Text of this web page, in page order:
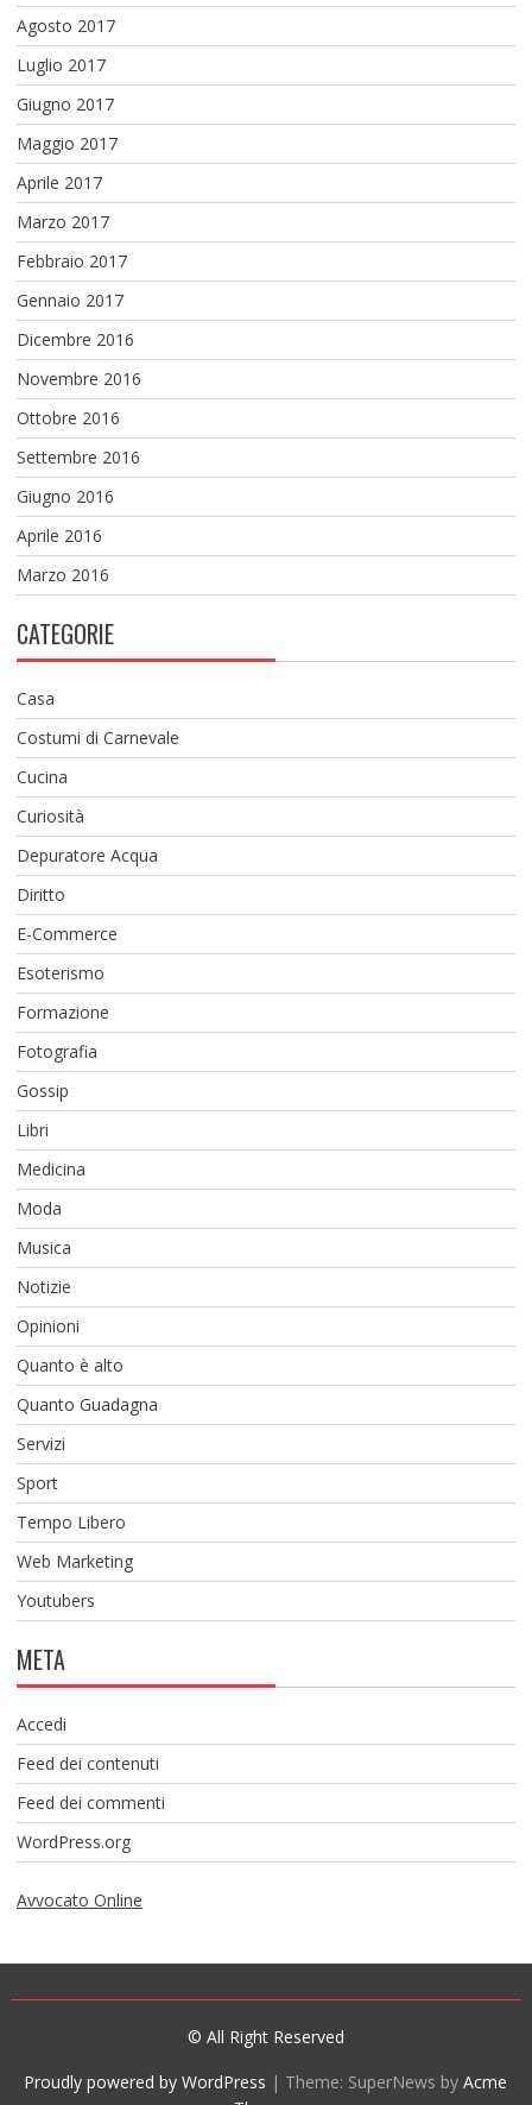
Agosto 2017
Luglio 2017
Giugno 2017
Maggio 2017
Aprile 2017
Marzo 2017
Febbraio 2017
Gennaio 2017
Dicembre 2016
Novembre 2016
Ottobre 2016
Settembre 2016
Giugno 2016
Aprile 2016
Marzo 2016
CATEGORIE
Casa
Costumi di Carnevale
Cucina
Curiosità
Depuratore Acqua
Diritto
E-Commerce
Esoterismo
Formazione
Fotografia
Gossip
Libri
Medicina
Moda
Musica
Notizie
Opinioni
Quanto è alto
Quanto Guadagna
Servizi
Sport
Tempo Libero
Web Marketing
Youtubers
META
Accedi
Feed dei contenuti
Feed dei commenti
WordPress.org
Avvocato Online
© All Right Reserved
Proudly powered by WordPress | Theme: SuperNews byAcme